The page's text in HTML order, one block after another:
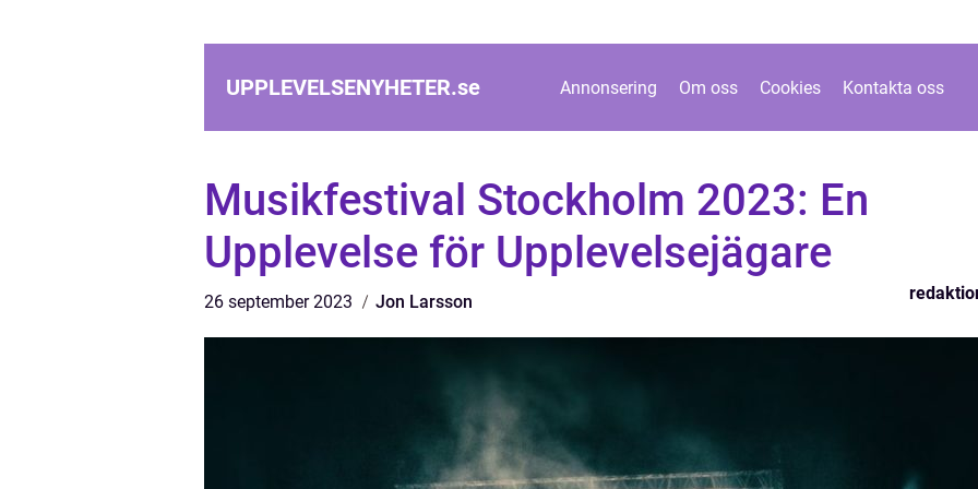
UPPLEVELSENYHETER.se Annonsering Om oss Cookies Kontakta oss
Musikfestival Stockholm 2023: En
Upplevelse för Upplevelsejägare
26 september 2023 Jon Larsson